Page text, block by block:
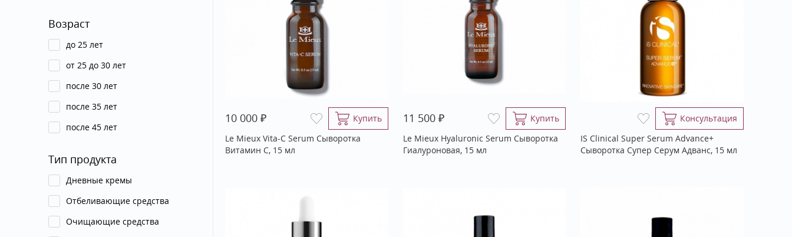
Возраст
до 25 лет
от 25 до 30 лет
после 30 лет
после 35 лет
после 45 лет
Тип продукта
Дневные кремы
Отбеливающие средства
Очищающие средства
10 000 ₽
Купить
Le Mieux Vita-C Serum Сыворотка
Витамин С, 15 мл
11 500 ₽
Купить
Le Mieux Hyaluronic Serum Сыворотка
Гиалуроновая, 15 мл
Консультация
IS Clinical Super Serum Advance+
Сыворотка Супер Серум Адванс, 15 мл